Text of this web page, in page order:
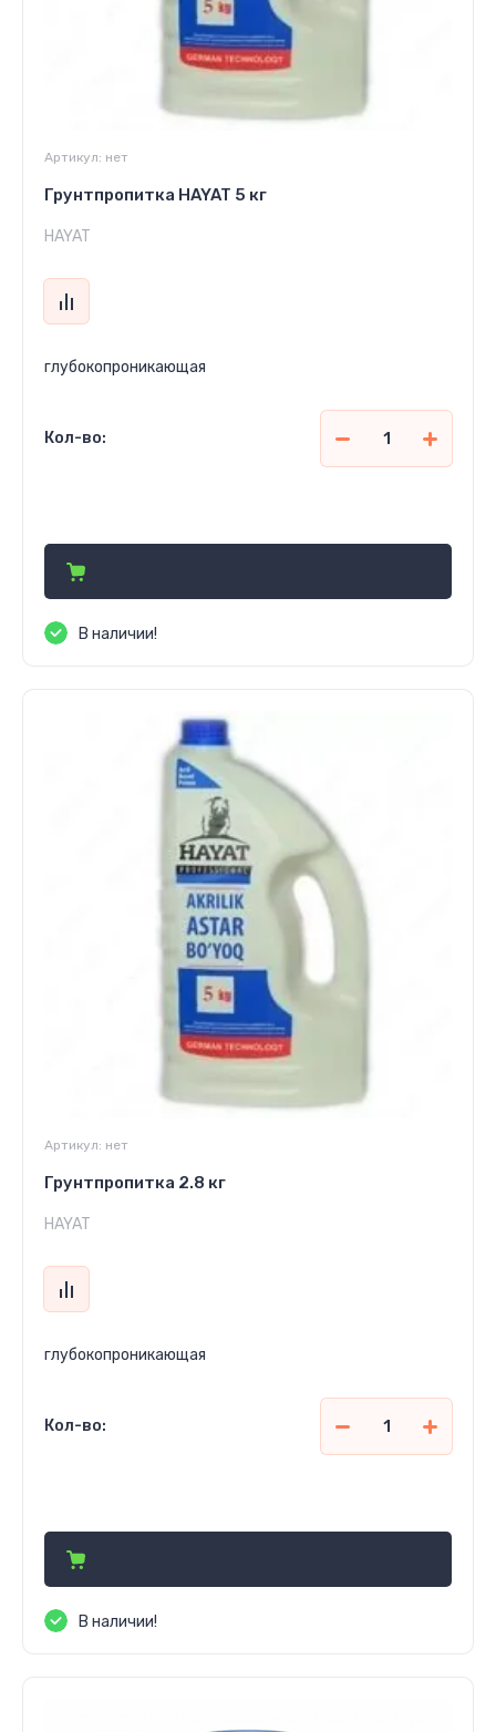
Артикул: нет
Грунтпропитка HAYAT 5 кг
HAYAT
глубокопроникающая
Кол-во:
В наличии!
Артикул: нет
Грунтпропитка 2.8 кг
HAYAT
глубокопроникающая
Кол-во:
В наличии!